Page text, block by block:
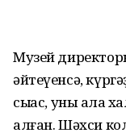
Музей
әйтеүенсә,
сыҡҡас, уны ҡала
алған. Шәхси